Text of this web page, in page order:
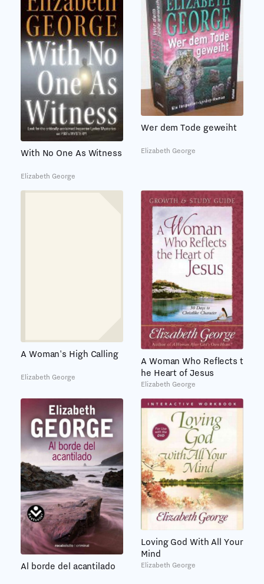
With No One As Witness
Elizabeth George
Wer dem Tode geweiht
Elizabeth George
A Woman's High Calling
Elizabeth George
A Woman Who Reflects t
he Heart of Jesus
Elizabeth George
Al borde del acantilado
Loving God With All Your
Mind
Elizabeth George